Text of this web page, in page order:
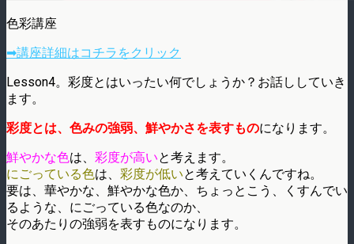
色彩講座
➡講座詳細はコチラをクリック
Lesson4。彩度とはいったい何でしょうか？お話ししていき
ます。
彩度とは、色みの強弱、鮮やかさを表すものになります。
鮮やかな色は、 彩度が高いと考えます。
にごっている色は、 彩度が低いと考えていくんですね。
要は、華やかな、鮮やかな色か、ちょっとこう、くすんでい
るような、にごっている色なのか、
そのあたりの強弱を表すものになります。